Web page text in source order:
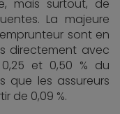
mais surtout, de
La majeure
sont en
directement avec
et 0,50 % du
que les assureurs
de 0,09 %.